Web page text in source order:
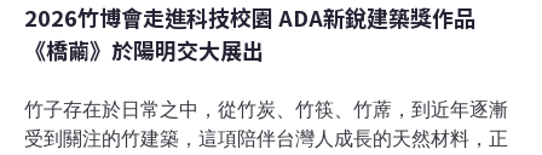
2026竹博會走進科技校園 ADA新銳建築獎作品
《橋繭》於陽明交大展出
竹子存在於日常之中，從竹炭、竹筷、竹蓆，到近年逐漸
受到關注的竹建築，這項陪伴台灣人成長的天然材料，正